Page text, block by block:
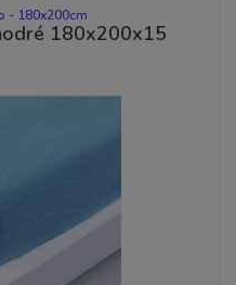
- 180x200cm
180x200x15